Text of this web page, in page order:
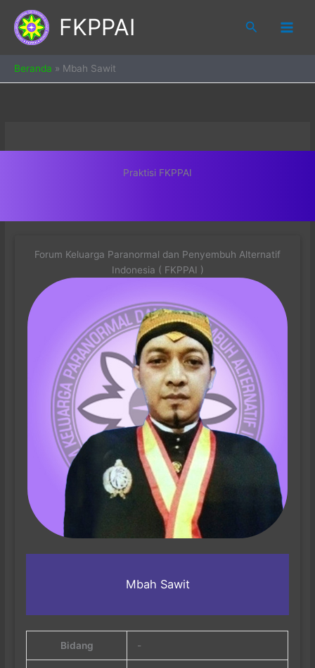
content
FKPPAI Search
Beranda » Mbah Sawit
Praktisi FKPPAI
Forum Keluarga Paranormal dan Penyembuh Alternatif
Indonesia ( FKPPAI )
Mbah Sawit
Bidang -